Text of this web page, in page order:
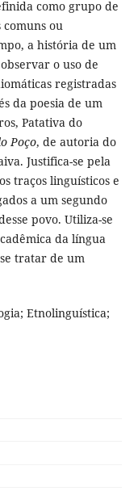
como grupo de
comuns ou
a história de um
o uso de
registradas
da poesia de um
Patativa do
Poço, de autoria do
Justifica-se pela
traços linguísticos e
a um segundo
povo. Utiliza-se
da língua
tratar de um
Etnolinguística;